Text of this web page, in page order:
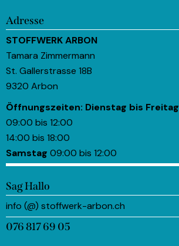
Adresse
STOFFWERK ARBON
Tamara Zimmermann
St. Gallerstrasse 18B
9320 Arbon
Öffnungszeiten: Dienstag bis Freitag
09:00 bis 12:00
14:00 bis 18:00
Samstag 09:00 bis 12:00
Sag Hallo
info (@) stoffwerk-arbon.ch
076 817 69 05